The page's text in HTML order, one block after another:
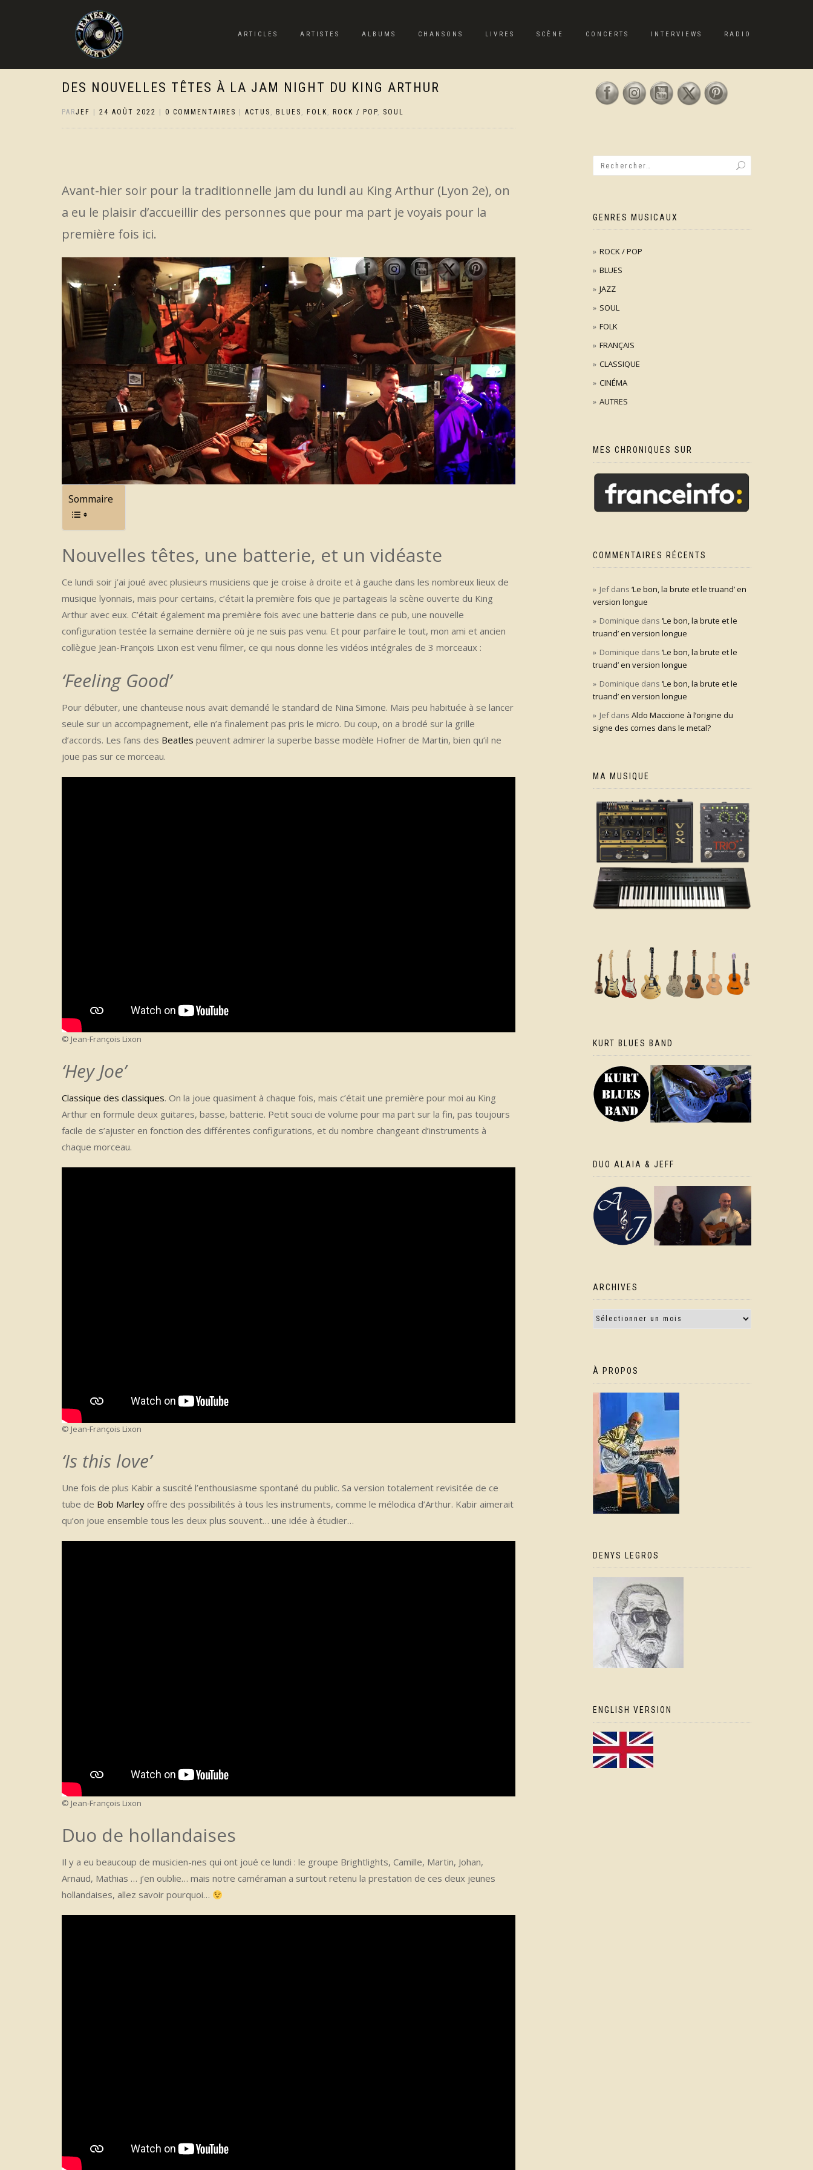
ARTICLES ARTISTES ALBUMS CHANSONS LIVRES SCÈNE CONCERTS INTERVIEWS RADIO
DES NOUVELLES TÊTES À LA JAM NIGHT DU KING ARTHUR
PARJEF 24 AOÛT 2022 0 COMMENTAIRES ACTUS , BLUES , FOLK, ROCK / POP, SOUL
Avant-hier soir pour la traditionnelle jam du lundi au King Arthur (Lyon 2e), on
a eu le plaisir d’accueillir des personnes que pour ma part je voyais pour la
première fois ici.
Sommaire
Nouvelles têtes, une batterie, et un vidéaste
Ce lundi soir j’ai joué avec plusieurs musiciens que je croise à droite et à gauche dans les nombreux lieux de
musique lyonnais, mais pour certains, c’était la première fois que je partageais la scène ouverte du King
Arthur avec eux. C’était également ma première fois avec une batterie dans ce pub, une nouvelle
configuration testée la semaine dernière où je ne suis pas venu. Et pour parfaire le tout, mon ami et ancien
collègue Jean-François Lixon est venu filmer, ce qui nous donne les vidéos intégrales de 3 morceaux :
‘Feeling Good’
Pour débuter, une chanteuse nous avait demandé le standard de Nina Simone. Mais peu habituée à se lancer
seule sur un accompagnement, elle n’a finalement pas pris le micro. Du coup, on a brodé sur la grille
d’accords. Les fans des Beatles peuvent admirer la superbe basse modèle Hofner de Martin, bien qu’il ne
joue pas sur ce morceau.
© Jean-François Lixon
‘Hey Joe’
Classique des classiques. On la joue quasiment à chaque fois, mais c’était une première pour moi au King
Arthur en formule deux guitares, basse, batterie. Petit souci de volume pour ma part sur la fin, pas toujours
facile de s’ajuster en fonction des différentes configurations, et du nombre changeant d’instruments à
chaque morceau.
© Jean-François Lixon
‘Is this love’
Une fois de plus Kabir a suscité l’enthousiasme spontané du public. Sa version totalement revisitée de ce
tube de Bob Marley offre des possibilités à tous les instruments, comme le mélodica d’Arthur. Kabir aimerait
qu’on joue ensemble tous les deux plus souvent… une idée à étudier…
© Jean-François Lixon
Duo de hollandaises
Il y a eu beaucoup de musicien-nes qui ont joué ce lundi : le groupe Brightlights, Camille, Martin, Johan,
Arnaud, Mathias … j’en oublie… mais notre caméraman a surtout retenu la prestation de ces deux jeunes
hollandaises, allez savoir pourquoi…
GENRES MUSICAUX
ROCK / POP
BLUES
JAZZ
SOUL
FOLK
FRANÇAIS
CLASSIQUE
CINÉMA
AUTRES
MES CHRONIQUES SUR
COMMENTAIRES RÉCENTS
Jefdans ‘Le bon, la brute et le truand’ en
version longue
Dominique dans ‘Le bon, la brute et le
truand’ en version longue
Dominique dans ‘Le bon, la brute et le
truand’ en version longue
Dominique dans ‘Le bon, la brute et le
truand’ en version longue
Jefdans Aldo Maccione à l’origine du
signe des cornes dans le metal?
MA MUSIQUE
KURT BLUES BAND
DUO ALAIA & JEFF
ARCHIVES
À PROPOS
DENYS LEGROS
ENGLISH VERSION